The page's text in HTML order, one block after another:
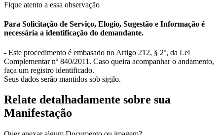
Fique atento a essa observação
Para Solicitação de Serviço, Elogio, Sugestão e Informação é
necessária a identificação do demandante.
- Este procedimento é embasado no Artigo 212, § 2º, da Lei
Complementar nº 840/2011. Caso queira acompanhar o andamento,
faça um registro identificado.
Seus dados serão mantidos sob sigilo.
Relate detalhadamente sobre sua
Manifestação